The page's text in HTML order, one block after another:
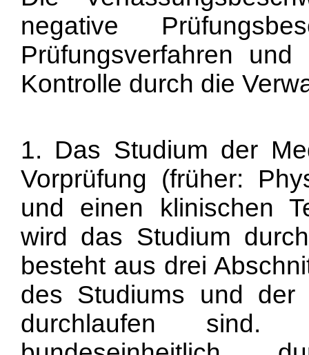
negative
Prüfungsverfahren
Kontrolle durch die
1. Das Studium der
Vorprüfung (früher:
und einen klinischen
wird das Studium
besteht aus drei
des Studiums und
durchlaufen sind.